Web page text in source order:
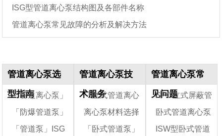
ISG型管道离心泵结构图及各部件名称
管道离心泵常见故障的分析及解决方法
管道离心泵选
型指南
「管道离心泵」
管道泵选型基本依
据和型号怎么看
「防爆管道泵」
ISGB防爆管道离心
「管道泵」ISG
管道离心泵技
术服务
「立式管道离心
泵」管道泵各种型
号的产品特点大全
离心泵材料选择
时应该考虑的因素
「卧式管道泵」
管道离心泵常
见问题
SPG立式屏蔽管
道离心泵的规格型
号及型号含义
卧式管道离心泵
的用途和特点
ISW型卧式管道